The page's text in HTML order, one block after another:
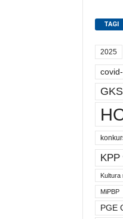
TAGI
2025
KPP
Kultura
MiPBP
PGE